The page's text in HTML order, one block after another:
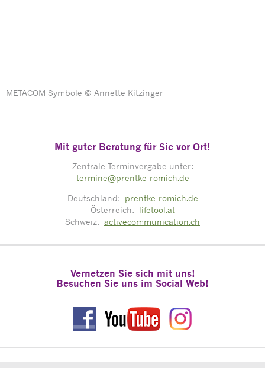
METACOM Symbole © Annette Kitzinger
Mit guter Beratung für Sie vor Ort!
Zentrale Terminvergabe unter:
termine@prentke-romich.de
Deutschland: prentke-romich.de
Österreich: lifetool.at
Schweiz: activecommunication.ch
Vernetzen Sie sich mit uns!
Besuchen Sie uns im Social Web!